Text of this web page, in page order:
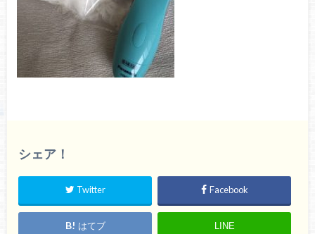
シェア！
Twitter Facebook
はてブ LINE